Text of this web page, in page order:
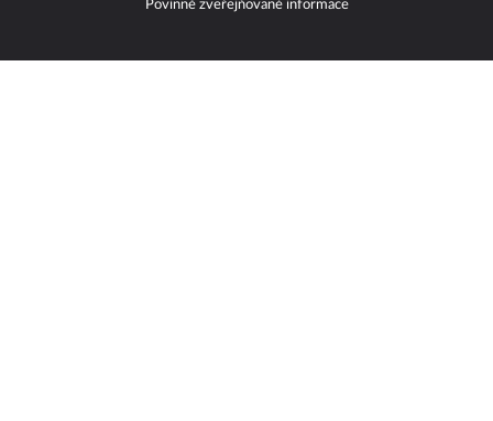
Povinně zveřejňované informace